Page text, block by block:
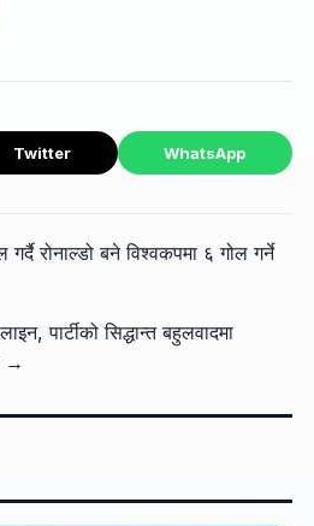
Twitter WhatsApp
रोनाल्डो बने विश्वकपमा ६ गोल गर्ने
पार्टीको सिद्धान्त बहुलवादमा
→